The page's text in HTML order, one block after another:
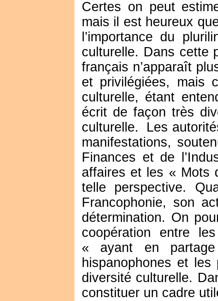
Certes on peut
mais il est heureux
l’importance du
culturelle. Dans cette
français n’apparaît
et privilégiées, mais
culturelle, étant
écrit de façon très
culturelle. Les
manifestations,
Finances et de
affaires et les « Mots
telle perspective.
Francophonie, son
détermination. On
coopération entre
« ayant en
hispanophones et
diversité culturelle.
constituer un cadre